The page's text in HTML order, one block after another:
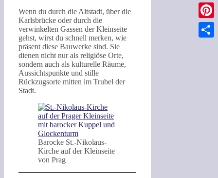
Wenn du durch die Altstadt, über die
Karlsbrücke oder durch die
verwinkelten Gassen der Kleinseite
gehst, wirst du schnell merken, wie
präsent diese Bauwerke sind. Sie
dienen nicht nur als religiöse Orte,
sondern auch als kulturelle Räume,
Aussichtspunkte und stille
Rückzugsorte mitten im Trubel der
Stadt.
Barocke St.-Nikolaus-
Kirche auf der Kleinseite
von Prag